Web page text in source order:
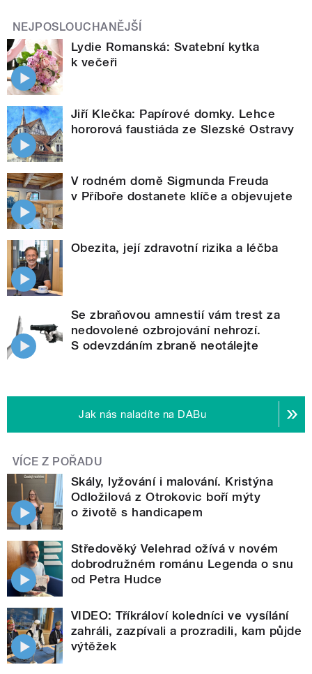
NEJPOSLOUCHANĚJŠÍ
Lydie Romanská: Svatební kytka
k večeři
Jiří Klečka: Papírové domky. Lehce
hororová faustiáda ze Slezské Ostravy
V rodném domě Sigmunda Freuda
v Příboře dostanete klíče a objevujete
Obezita, její zdravotní rizika a léčba
Se zbraňovou amnestií vám trest za
nedovolené ozbrojování nehrozí.
S odevzdáním zbraně neotálejte
Jak nás naladíte na DABu
VÍCE Z POŘADU
Skály, lyžování i malování. Kristýna
Odložilová z Otrokovic boří mýty
o životě s handicapem
Středověký Velehrad ožívá v novém
dobrodružném románu Legenda o snu
od Petra Hudce
VIDEO: Tříkráloví koledníci ve vysílání
zahráli, zazpívali a prozradili, kam půjde
výtěžek